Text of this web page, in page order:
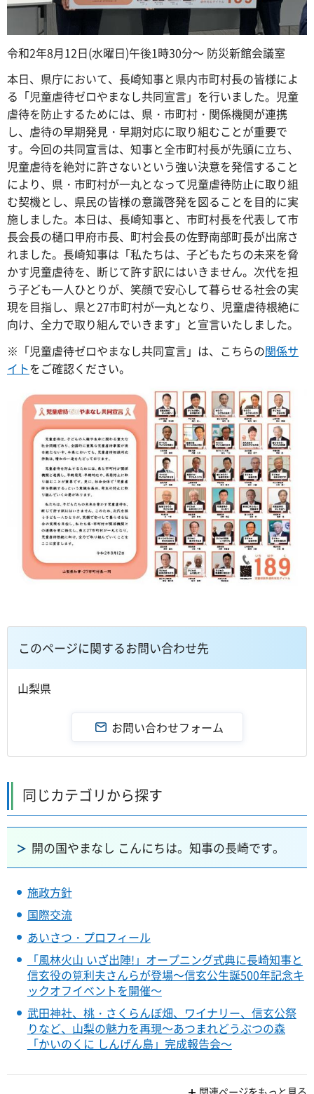
令和2年8月12日(水曜日)午後1時30分～ 防災新館会議室
本日、県庁において、長崎知事と県内市町村長の皆様によ
る「児童虐待ゼロやまなし共同宣言」を行いました。児童
虐待を防止するためには、県・市町村・関係機関が連携
し、虐待の早期発見・早期対応に取り組むことが重要で
す。今回の共同宣言は、知事と全市町村長が先頭に立ち、
児童虐待を絶対に許さないという強い決意を発信すること
により、県・市町村が一丸となって児童虐待防止に取り組
む契機とし、県民の皆様の意識啓発を図ることを目的に実
施しました。本日は、長崎知事と、市町村長を代表して市
長会長の樋口甲府市長、町村会長の佐野南部町長が出席さ
れました。長崎知事は「私たちは、子どもたちの未来を脅
かす児童虐待を、断じて許す訳にはいきません。次代を担
う子ども一人ひとりが、笑顔で安心して暮らせる社会の実
現を目指し、県と27市町村が一丸となり、児童虐待根絶に
向け、全力で取り組んでいきます」と宣言いたしました。
※「児童虐待ゼロやまなし共同宣言」は、こちらの関係サ
イトをご確認ください。
このページに関するお問い合わせ先
山梨県
同じカテゴリから探す
開の国やまなし こんにちは。知事の長崎です。
施政方針
国際交流
あいさつ・プロフィール
「風林火山 いざ出陣!」オープニング式典に長崎知事と
信玄役の筧利夫さんらが登場～信玄公生誕500年記念キ
ックオフイベントを開催～
武田神社、桃・さくらんぼ畑、ワイナリー、信玄公祭
りなど、山梨の魅力を再現～あつまれどうぶつの森
「かいのくに しんげん島」完成報告会～